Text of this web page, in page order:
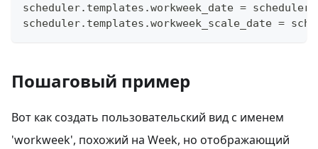
scheduler. templates .workweek_date = scheduler
scheduler. templates .workweek_scale_date =
Пошаговый пример
Вот как создать пользовательский вид с именем
'workweek', похожий на Week, но отображающий